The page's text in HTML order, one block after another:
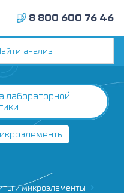
8 800 600 76 46
лабораторной
и микроэлементы